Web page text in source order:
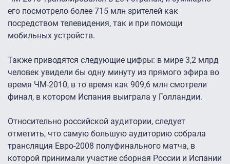
его посмотрело более 715 млн зрителей как
посредством телевидения, так и при помощи
мобильных устройств.
Также приводятся следующие цифры: в мире 3,2 млрд
человек увидели бы одну минуту из прямого эфира во
время ЧМ-2010, в то время как 909,6 млн смотрели
финал, в котором Испания выиграла у Голландии.
Относительно российской аудитории, следует
отметить, что самую большую аудиторию собрала
трансляция Евро-2008 полуфинального матча, в
которой принимали участие сборная России и Испании